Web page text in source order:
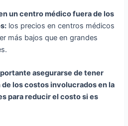
un centro médico fuera de los
los precios en centros médicos
más bajos que en grandes
asegurarse de tener
los costos involucrados en la
para reducir el costo si es